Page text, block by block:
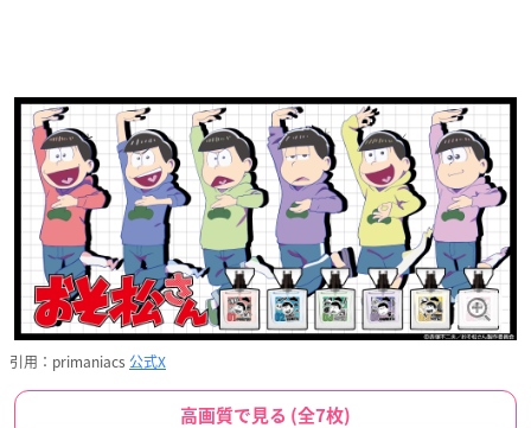
引用：primaniacs 公式X
高画質で見る (全7枚)